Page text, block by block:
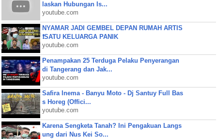
laskan Hubungan Is...
youtube.com
NYAMAR JADI GEMBEL DEPAN RUMAH ARTIS
❗SATU KELUARGA PANIK
youtube.com
Penampakan 25 Terduga Pelaku Penyerangan
di Tangerang dan Jak...
youtube.com
Safira Inema - Banyu Moto - Dj Santuy Full Bas
s Horeg (Offici...
youtube.com
Karena Sengketa Tanah? Ini Pengakuan Langs
ung dari Nus Kei So...